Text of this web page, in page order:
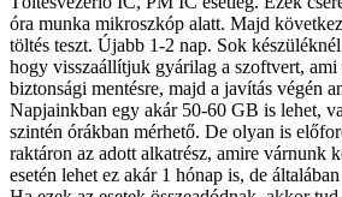
óra munka mikroszkóp alatt. Majd
töltés teszt. Újabb 1-2 nap. Sok
hogy visszaállítjuk gyárilag a szoftvert, ami
biztonsági mentésre, majd a javítás végén
Napjainkban egy akár 50-60 GB is lehet,
szintén órákban mérhető. De olyan is
raktáron az adott alkatrész, amire várnunk
esetén lehet ez akár 1 hónap is, de